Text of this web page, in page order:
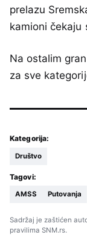
prelazu
kamioni čekaju
Na ostalim
za sve
Kategorija:
Društvo
Tagovi:
AMSS Putovanja
Sadržaj je zaštićen
pravilima SNM.rs.